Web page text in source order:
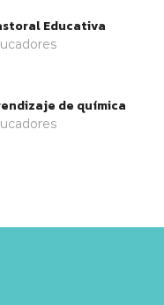
Educativa
de química